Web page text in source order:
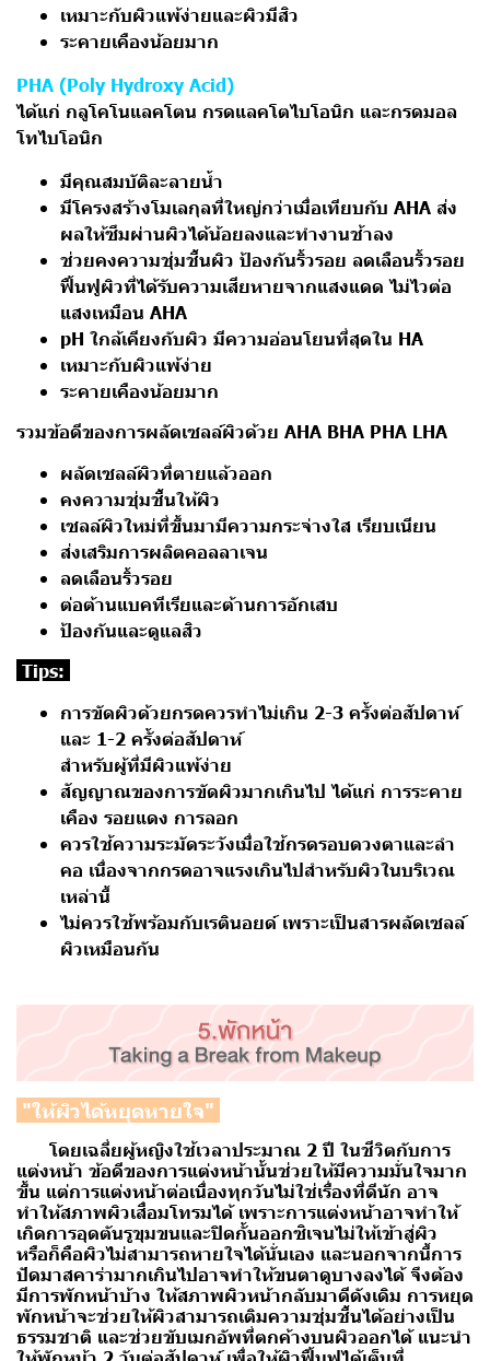
เหมาะกับผิวแพ้ง่ายและผิวมีสิว
ระคายเคืองน้อยมาก
PHA (Poly Hydroxy Acid)
ได้แก่ กลูโคโนแลคโตน กรดแลคโตไบโอนิก และกรดมอล
โทไบโอนิก
มีคุณสมบัติละลายน้ำ
มีโครงสร้างโมเลกุลที่ใหญ่กว่าเมื่อเทียบกับ AHA ส่ง
ผลให้ซึมผ่านผิวได้น้อยลงและทำงานช้าลง
ช่วยคงความชุ่มชื้นผิว ป้องกันริ้วรอย ลดเลือนริ้วรอย
ฟื้นฟูผิวที่ได้รับความเสียหายจากแสงแดด ไม่ไวต่อ
แสงเหมือน AHA
pH ใกล้เคียงกับผิว มีความอ่อนโยนที่สุดใน HA
เหมาะกับผิวแพ้ง่าย
ระคายเคืองน้อยมาก
รวมข้อดีของการผลัดเซลล์ผิวด้วย AHA BHA PHA LHA
ผลัดเซลล์ผิวที่ตายแล้วออก
คงความชุ่มชื้นให้ผิว
เซลล์ผิวใหม่ที่ขึ้นมามีความกระจ่างใส เรียบเนียน
ส่งเสริมการผลิตคอลลาเจน
ลดเลือนริ้วรอย
ต่อต้านแบคทีเรียและต้านการอักเสบ
ป้องกันและดูแลสิว
Tips:
การขัดผิวด้วยกรดควรทำไม่เกิน 2-3 ครั้งต่อสัปดาห์
และ 1-2 ครั้งต่อสัปดาห์
สำหรับผู้ที่มีผิวแพ้ง่าย
สัญญาณของการขัดผิวมากเกินไป ได้แก่ การระคาย
เคือง รอยแดง การลอก
ควรใช้ความระมัดระวังเมื่อใช้กรดรอบดวงตาและลำ
คอ เนื่องจากกรดอาจแรงเกินไปสำหรับผิวในบริเวณ
เหล่านี้
ไม่ควรใช้พร้อมกับเรตินอยด์ เพราะเป็นสารผลัดเซลล์
ผิวเหมือนกัน
"ให้ผิวได้หยุดหายใจ"
โดยเฉลี่ยผู้หญิงใช้เวลาประมาณ 2 ปี ในชีวิตกับการ
แต่งหน้า ข้อดีของการแต่งหน้านั้นช่วยให้มีความมั่นใจมาก
ขึ้น แต่การแต่งหน้าต่อเนื่องทุกวันไม่ใช่เรื่องที่ดีนัก อาจ
ทำให้สภาพผิวเสื่อมโทรมได้ เพราะการแต่งหน้าอาจทำให้
เกิดการอุดตันรูขุมขนและปิดกั้นออกซิเจนไม่ให้เข้าสู่ผิว
หรือก็คือผิวไม่สามารถหายใจได้นั่นเอง และนอกจากนี้การ
ปัดมาสคาร่ามากเกินไปอาจทำให้ขนตาดูบางลงได้ จึงต้อง
มีการพักหน้าบ้าง ให้สภาพผิวหน้ากลับมาดีดังเดิม การหยุด
พักหน้าจะช่วยให้ผิวสามารถเติมความชุ่มชื้นได้อย่างเป็น
ธรรมชาติ และช่วยขับเมกอัพที่ตกค้างบนผิวออกได้ แนะนำ
ให้พักหน้า 2 วันต่อสัปดาห์ เพื่อให้ผิวฟื้นฟูได้เต็มที่